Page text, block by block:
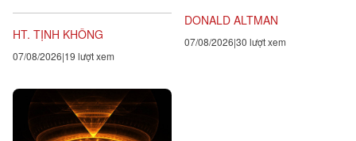
HT. TỊNH KHÔNG
07/08/2026 19 lượt xem
DONALD ALTMAN
07/08/2026 30 lượt xem